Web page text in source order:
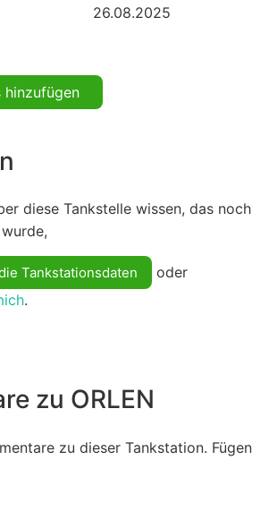
26.08.2025
hinzufügen
diese Tankstelle wissen, das noch
Tankstationsdaten
oder
.
zu ORLEN
zu dieser Tankstation. Fügen